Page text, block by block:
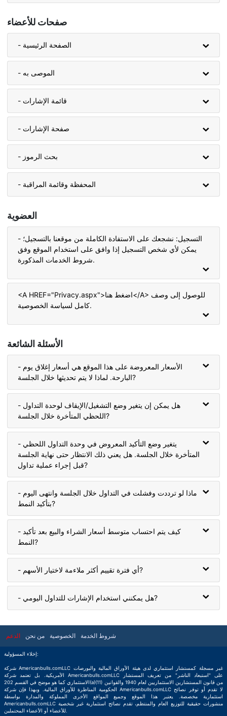
صفحات للأعضاء
- الصفحة الرئيسية
- الموصى به
- قائمة الإشارات
- صفحة الإشارات
- بحث الرموز
- المحفظة وقائمة المراقبة
العضوية
- التسجيل: نشجعك على الاستفادة الكاملة من موقعنا بالتسجيل؛
يمكن لأي شخص التسجيل إذا وافق على استخدام الموقع وفق
شروط الخدمات المذكورة.
<A HREF="Privacy.aspx">اضغط هنا</A> للوصول إلى وصف
كامل لسياسة الخصوصية.
الأسئلة الشائعة
- الأسعار المعروضة على هذا الموقع هي أسعار إغلاق يوم
البارحة. لماذا لا يتم تحديثها خلال الجلسة?
- هل يمكن إن يتغير وضع التشغيل/الإيقاف لوحدة التداول
اللحظي المتأخرة خلال الجلسة?
- يتغير وضع التأكيد المعروض في وحدة التداول اللحظي
المتأخرة خلال الجلسة. هل يعني ذلك الانتظار حتى نهاية الجلسة
قبل إجراء عملية تداول?
- ماذا لو ترددت وفشلت في التداول خلال الجلسة وانتهى اليوم
بتأكيد النمط?
- كيف يتم احتساب متوسط أسعار الشراء والبيع بعد تأكيد
النمط?
- أي فترة تقييم أكثر ملاءمة لاختيار الأسهم?
- هل يمكنني استخدام الإشارات للتداول اليومي?
الدعم من نحن الخصوصية شروط الخدمة
إخلاء المسؤولية:
شركة Americanbulls.comLLC غير مسجلة كمستشار استثماري لدى هيئة الأوراق المالية والبورصات
الأمريكية. بل تعتمد شركة Americanbulls.comLLC على "استبعاد الناشر" من تعريف المستشار
الاستثماري كما هو موضح في القسم 202(a)(11) من قانون المستشارين الاستثماريين لعام 1940 والقوانين
الحكومية المناظرة للأوراق المالية. وبهذا فإن شركة Americanbulls.comLLC لا تقدم أو توفر نصائح
استثمارية مخصصة. يعتبر هذا الموقع وجميع المواقع الأخرى المملوكة والمدارة بواسطة
Americanbulls.comLLC منشورات حقيقية للتوزيع العام والمنتظم، تقدم نصائح استثمارية غير شخصية